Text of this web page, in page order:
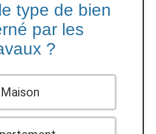
type de bien
par les
?
Maison